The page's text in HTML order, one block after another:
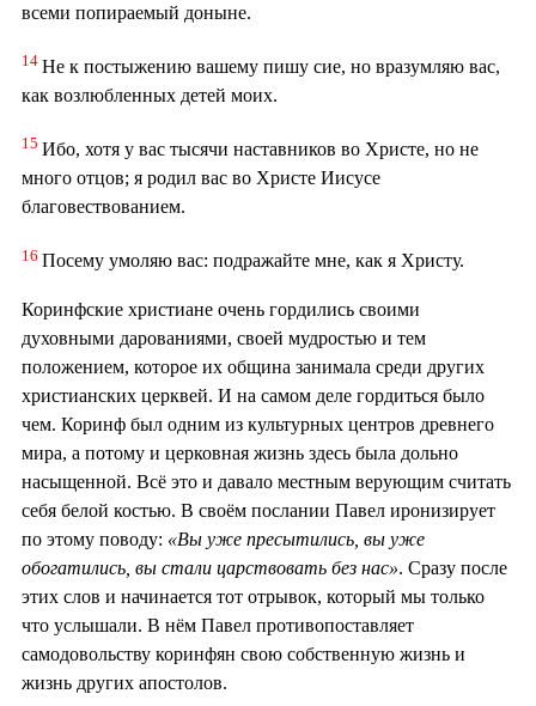
всеми попираемый доныне.
14 Не к постыжению вашему пишу сие, но вразумляю вас,
как возлюбленных детей моих.
15 Ибо, хотя у вас тысячи наставников во Христе, но не
много отцов; я родил вас во Христе Иисусе
благовествованием.
16 Посему умоляю вас: подражайте мне, как я Христу.
Коринфские христиане очень гордились своими
духовными дарованиями, своей мудростью и тем
положением, которое их община занимала среди других
христианских церквей. И на самом деле гордиться было
чем. Коринф был одним из культурных центров древнего
мира, а потому и церковная жизнь здесь была дольно
насыщенной. Всё это и давало местным верующим считать
себя белой костью. В своём послании Павел иронизирует
по этому поводу: «Вы уже пресытились, вы уже
обогатились, вы стали царствовать без нас». Сразу после
этих слов и начинается тот отрывок, который мы только
что услышали. В нём Павел противопоставляет
самодовольству коринфян свою собственную жизнь и
жизнь других апостолов.